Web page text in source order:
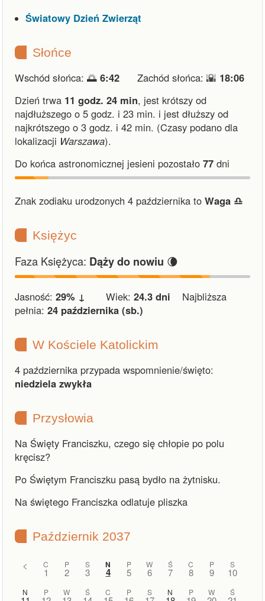
Światowy Dzień Zwierząt
Słońce
Wschód słońca: 🌅 6:42 Zachód słońca: 🌇 18:06
Dzień trwa 11 godz. 24 min, jest krótszy od
najdłuższego o 5 godz. i 23 min. i jest dłuższy od
najkrótszego o 3 godz. i 42 min. (Czasy podano dla
lokalizacji Warszawa).
Do końca astronomicznej jesieni pozostało 77 dni
Znak zodiaku urodzonych 4 października to Waga ♎︎
Księżyc
Faza Księżyca: Dąży do nowiu 🌘
Jasność: 29% ↓ Wiek: 24.3 dni Najbliższa
pełnia: 24 października (sb.)
W Kościele Katolickim
4 października przypada wspomnienie/święto:
niedziela zwykła
Przysłowia
Na Święty Franciszku, czego się chłopie po polu
kręcisz?
Po Świętym Franciszku pasą bydło na żytnisku.
Na świętego Franciszka odlatuje pliszka
Październik 2037
< C
1
P
2
S
3
N
4
P
5
W
6
Ś
7
C
8
P
9
S
10
N P W Ś C P S N P W Ś